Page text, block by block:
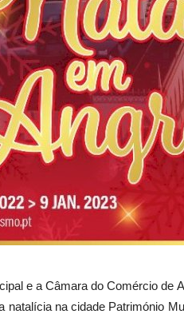
e a Câmara do Comércio de
natalícia na cidade Património